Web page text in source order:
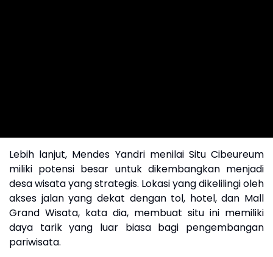
Lebih lanjut, Mendes Yandri menilai Situ Cibeureum
miliki potensi besar untuk dikembangkan menjadi
desa wisata yang strategis. Lokasi yang dikelilingi oleh
akses jalan yang dekat dengan tol, hotel, dan Mall
Grand Wisata, kata dia, membuat situ ini memiliki
daya tarik yang luar biasa bagi pengembangan
pariwisata.